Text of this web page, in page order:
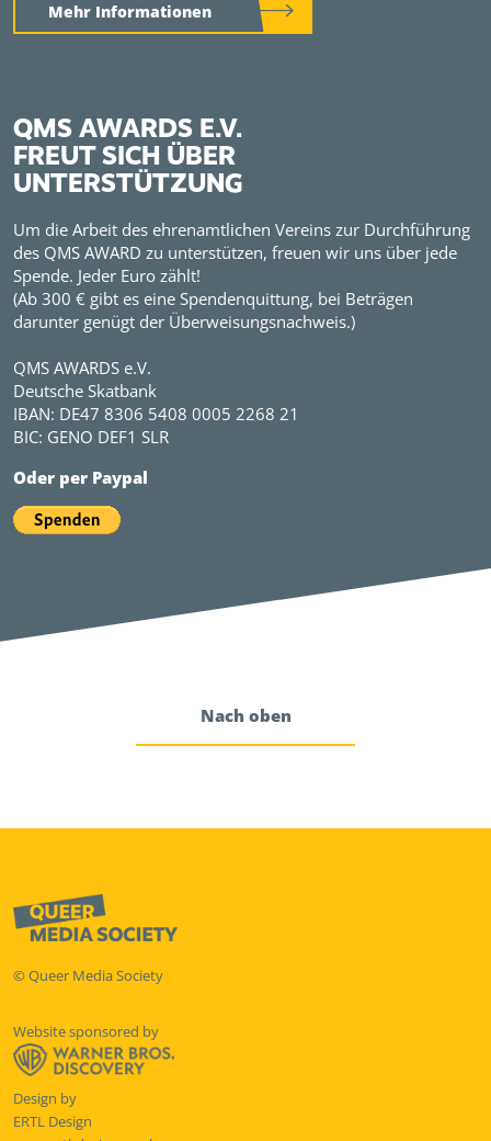
Mehr Informationen
QMS AWARDS E.V.
FREUT SICH ÜBER
UNTERSTÜTZUNG
Um die Arbeit des ehrenamtlichen Vereins zur Durchführung
des QMS AWARD zu unterstützen, freuen wir uns über jede
Spende. Jeder Euro zählt!
(Ab 300 € gibt es eine Spendenquittung, bei Beträgen
darunter genügt der Überweisungsnachweis.)
QMS AWARDS e.V.
Deutsche Skatbank
IBAN: DE47 8306 5408 0005 2268 21
BIC: GENO DEF1 SLR
Oder per Paypal
Nach oben
© Queer Media Society
Website sponsored by
Design by
ERTL Design